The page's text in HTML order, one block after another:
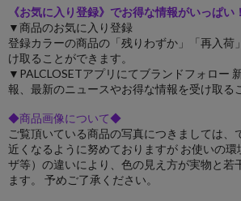
《お気に入り登録》でお得な情報がいっぱい！
▼商品のお気に入り登録
登録カラーの商品の「残りわずか」「再入荷
け取ることができます。
▼PALCLOSETアプリにてブランドフォロー
報、最新のニュースやお得な情報を受け取る
◆商品画像について◆
ご覧頂いている商品の写真につきましては、
近くなるように努めておりますが お使いの環
ザ等）の違いにより、色の見え方が実物と若
ます。 予めご了承ください。